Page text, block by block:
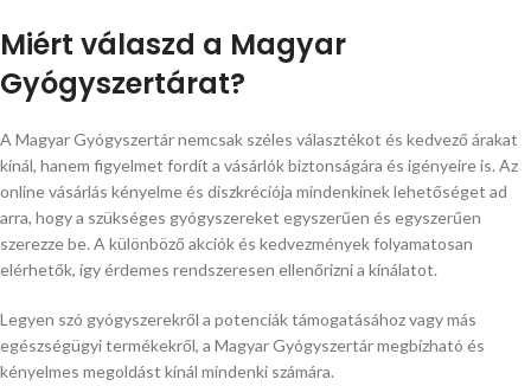
Miért válaszd a Magyar
Gyógyszertárat?
A Magyar Gyógyszertár nemcsak széles választékot és kedvező árakat
kínál, hanem figyelmet fordít a vásárlók biztonságára és igényeire is. Az
online vásárlás kényelme és diszkréciója mindenkinek lehetőséget ad
arra, hogy a szükséges gyógyszereket egyszerűen és egyszerűen
szerezze be. A különböző akciók és kedvezmények folyamatosan
elérhetők, így érdemes rendszeresen ellenőrizni a kínálatot.
Legyen szó gyógyszerekről a potenciák támogatásához vagy más
egészségügyi termékekről, a Magyar Gyógyszertár megbízható és
kényelmes megoldást kínál mindenki számára.